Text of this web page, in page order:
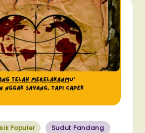
Populer Sudut Pandang